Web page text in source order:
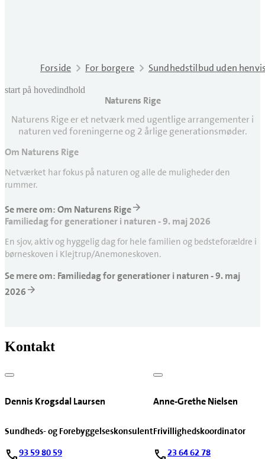
Forside For borgere Sundhedstilbud uden
start på hovedindhold
Naturens Rige
Naturens Rige er et netværk med ugentlige arrangementer i
naturen ved foreningerne og 2 årlige generationsmøder.
senest opdateret 24. april 2026
Om Naturens Rige
Netværket har fokus på naturen og alle de muligheder den
rummer.
Se mere om: Om Naturens Rige
Familiedag for generationer i naturen - 9. maj 2026
En sjov, aktiv og hyggelig dag for hele familien og bedsteforældre i
børneskoven i Klejtrup/Anemoneskoven.
Se mere om: Familiedag for generationer i naturen - 9. maj
2026
Kontakt
Dennis Krogsdal Laursen
Sundheds- og Forebyggelseskonsulent
93 59 80 59
Anne-Grethe Nielsen
Frivillighedskoordinator
23 64 62 78